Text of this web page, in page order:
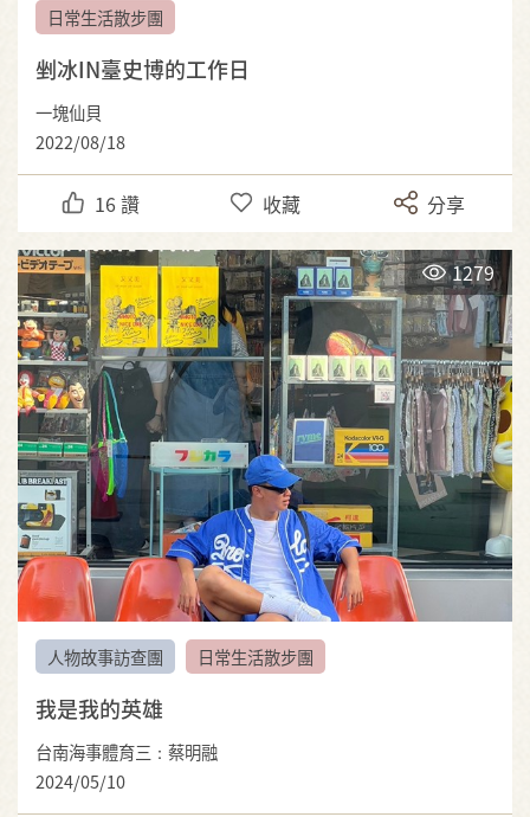
日常生活散步團
剉冰IN臺史博的工作日
一塊仙貝
2022/08/18
16 讚 收藏 分享
1279
人物故事訪查團 日常生活散步團
我是我的英雄
台南海事體育三：蔡明融
2024/05/10